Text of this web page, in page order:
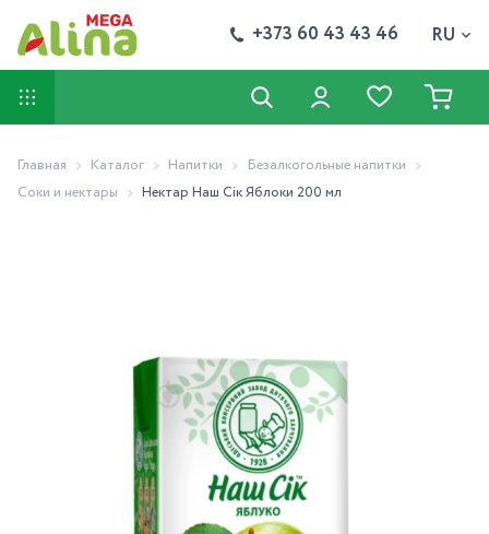
+373 60 43 43 46 RU
Главная Каталог Напитки
Безалкогольные напитки
Соки и нектары
Нектар Наш Сік Яблоки 200 мл